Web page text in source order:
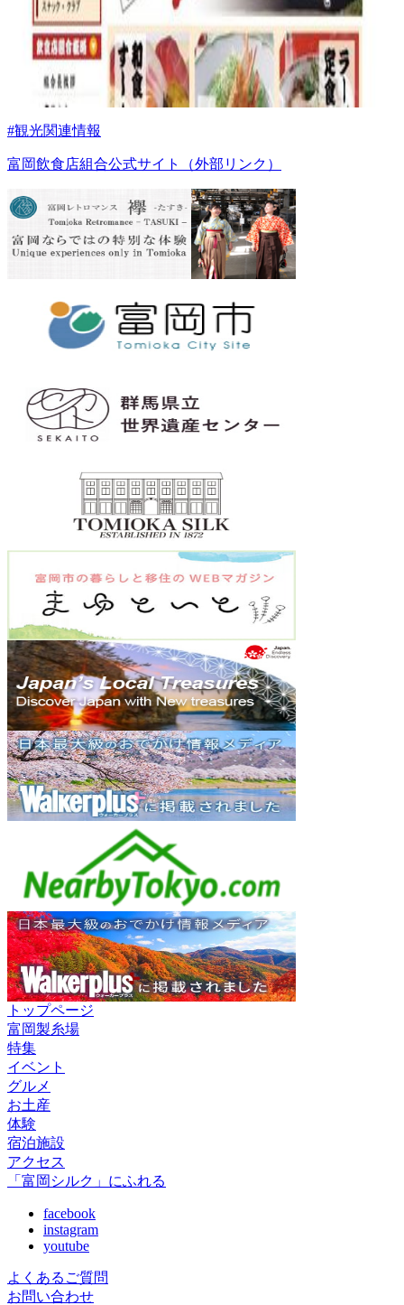
#観光関連情報
富岡飲食店組合公式サイト（外部リンク）
トップページ
富岡製糸場
特集
イベント
グルメ
お土産
体験
宿泊施設
アクセス
「富岡シルク」にふれる
facebook
instagram
youtube
よくあるご質問
お問い合わせ